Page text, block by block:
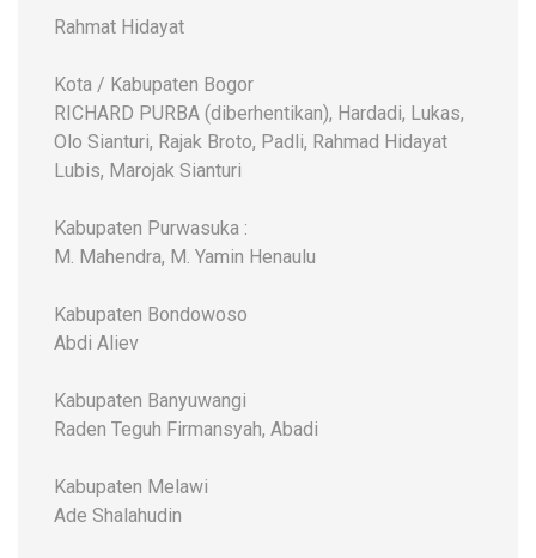
Rahmat Hidayat
Kota / Kabupaten Bogor
RICHARD PURBA (diberhentikan), Hardadi, Lukas,
Olo Sianturi, Rajak Broto, Padli, Rahmad Hidayat
Lubis, Marojak Sianturi
Kabupaten Purwasuka :
M. Mahendra, M. Yamin Henaulu
Kabupaten Bondowoso
Abdi Aliev
Kabupaten Banyuwangi
Raden Teguh Firmansyah, Abadi
Kabupaten Melawi
Ade Shalahudin